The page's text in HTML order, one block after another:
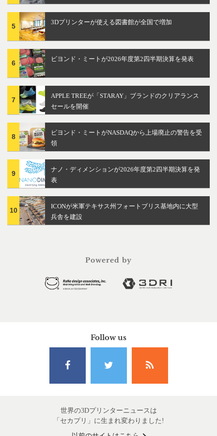
5
3Dプリンターが使える図書館が全国で増加
6
ビヨンド・ミートが2026年度第2四半期決算を発表
7
APPLE TREEが「STARAY」ブランドのクリアランス
セールを開催
8
ビヨンド・ミートがNASDAQから上場廃止の警告を受
領
9
ナノ・ディメンションが2026年度第2四半期決算を発
表
10
ICONが米軍テキサス州フォートブリス基地内に大型
兵舎を建設
Powered by
Follow us
世界の3Dプリンターニュースは
「セカプリ」に生まれ変わりました!